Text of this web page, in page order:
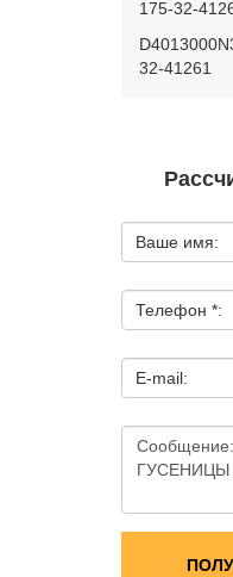
175-32-
32-41261
Ваше имя:
Телефон *:
E-mail: